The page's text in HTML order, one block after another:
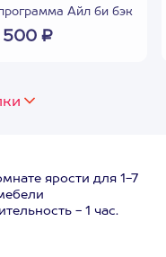
Айл би бэк
500 ₽
ярости для 1-7
- 1 час.